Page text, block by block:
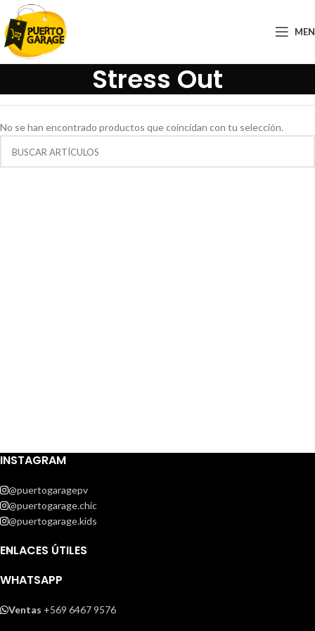
Stress Out
No se han encontrado productos que coincidan con tu selección.
INSTAGRAM
@puertogaragepv
@puertogarage.chic
@puertogarage.kids
ENLACES ÚTILES
WHATSAPP
Ventas +569 6467 9576